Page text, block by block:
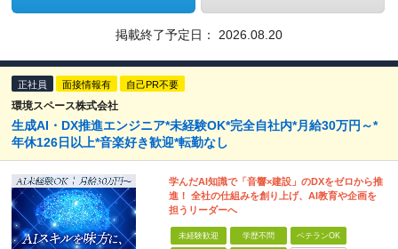
掲載終了予定日： 2026.08.20
正社員 面接情報有 自己PR不要
環境スペース株式会社
生成AI・DX推進エンジニア*未経験OK*完全自社内*月給30万円～*
年休126日以上*音楽好き歓迎*転勤なし
学んだAI知識で「音響×建設」のDXをゼロから推
進！ 全社の仕組みを創り上げ、AI教育や企画を
担うリーダーへ
未経験歓迎 学歴不問 ベテランOK